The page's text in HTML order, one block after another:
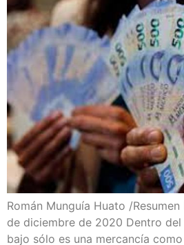
Román Mun­guía Hua­to /​
de diciem­bre de 2020 Den­tro
ba­jo sólo es una mer­can­cía